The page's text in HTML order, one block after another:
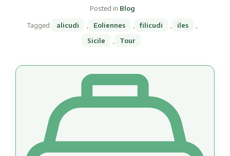
Posted in Blog
Tagged alicudi Eoliennes filicudi iles
Sicile
Tour